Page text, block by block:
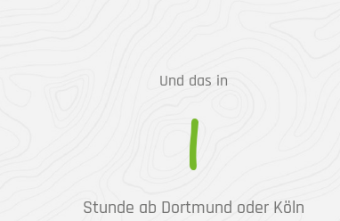
Und das in
1
Stunde ab Dortmund oder Köln